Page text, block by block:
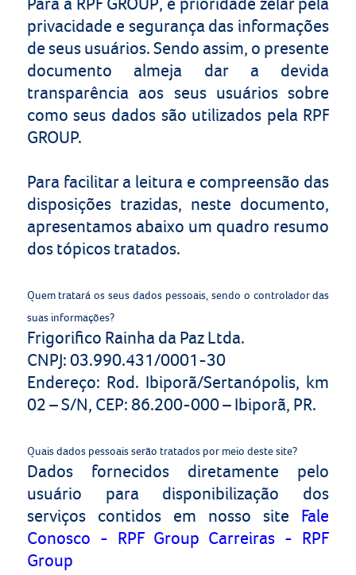
privacidade e segurança das informações
de seus usuários. Sendo assim, o presente
documento almeja dar a devida
transparência aos seus usuários sobre
como seus dados são utilizados pela RPF
GROUP.
Para facilitar a leitura e compreensão das
disposições trazidas, neste documento,
apresentamos abaixo um quadro resumo
dos tópicos tratados.
Quem tratará os seus dados pessoais, sendo o controlador das
suas informações?
Frigorifico Rainha da Paz Ltda.
CNPJ: 03.990.431/0001-30
Endereço: Rod. Ibiporã/Sertanópolis, km
02 – S/N, CEP: 86.200-000 – Ibiporã, PR.
Quais dados pessoais serão tratados por meio deste site?
Dados fornecidos diretamente pelo
usuário para disponibilização dos
serviços contidos em nosso site Fale
Conosco - RPF Group Carreiras - RPF
Group